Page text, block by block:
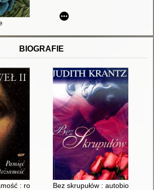
BIOGRAFIE
: rozmowy na przełomie tysiącleci
Bez skrupułów : autobiografia